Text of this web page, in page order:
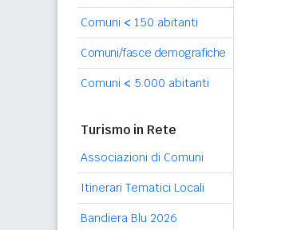
Comuni < 150 abitanti
Comuni/fasce demografiche
Comuni < 5.000 abitanti
Turismo in Rete
Associazioni di Comuni
Itinerari Tematici Locali
Bandiera Blu 2026